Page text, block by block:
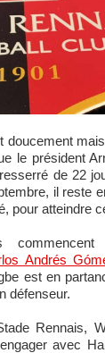
le président
de 22
il reste
pour atteindre
commencent
Andrés
est en
défenseur.
Rennais,
avec